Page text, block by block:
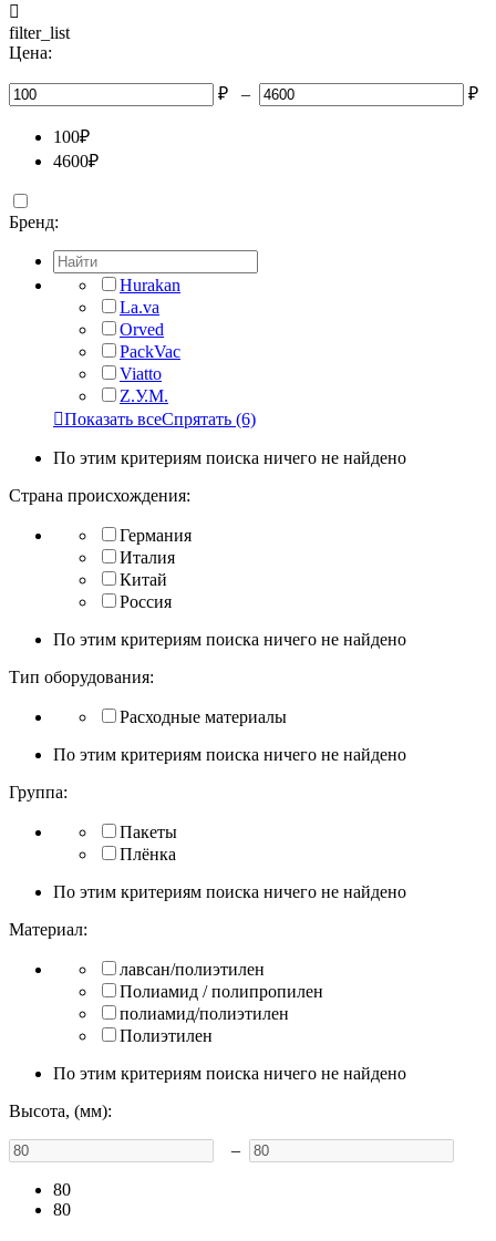

filter_list
Цена:
₽ – ₽
100₽
4600₽
Бренд:
Hurakan
La.va
Orved
PackVac
Viatto
Z.У.М.
Показать всеСпрятать (6)
По этим критериям поиска ничего не найдено
Страна происхождения:
Германия
Италия
Китай
Россия
По этим критериям поиска ничего не найдено
Тип оборудования:
Расходные материалы
По этим критериям поиска ничего не найдено
Группа:
Пакеты
Плёнка
По этим критериям поиска ничего не найдено
Материал:
лавсан/полиэтилен
Полиамид / полипропилен
полиамид/полиэтилен
Полиэтилен
По этим критериям поиска ничего не найдено
Высота, (мм):
–
80
80